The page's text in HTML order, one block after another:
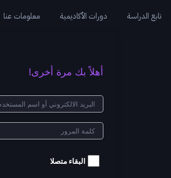
تابع الدراسة دورات الأكاديمية معلومات عنا
أهلاً بك مرة أخرى!
البقاء متصلا